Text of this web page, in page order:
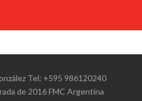
Tel: +595 986120240
de 2016 FMC Argentina